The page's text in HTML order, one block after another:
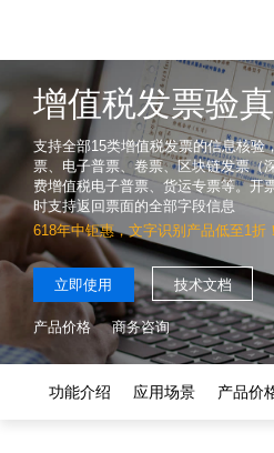
增值税发票验真
支持全部15类增值税发票的信息核验
票、电子普票、卷票、区块链发票（
费增值税电子普票、货运专票等。开
时支持返回票面的全部字段信息
618年中钜惠，文字识别产品低至1折
立即使用 技术文档
产品价格 商务咨询
功能介绍 应用场景 产品价